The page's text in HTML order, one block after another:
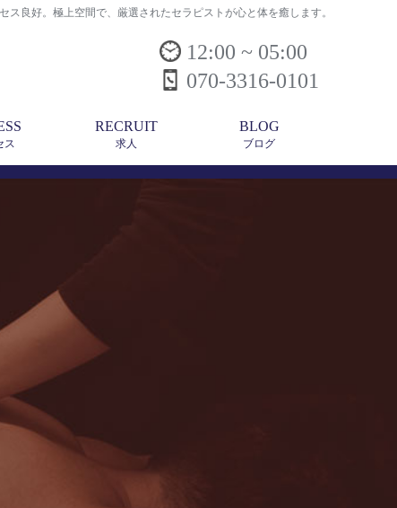
ス良好。極上空間で、厳選されたセラピストが心と体を癒します。
12:00 ~ 05:00
070-3316-0101
ス
RECRUIT
求人
BLOG
ブログ